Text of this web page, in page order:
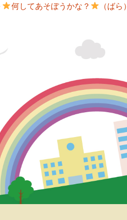
何してあそぼうかな？ （ばら